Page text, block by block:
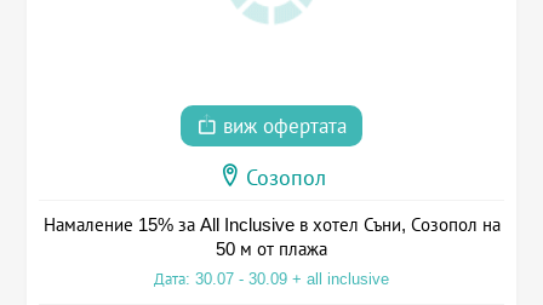
виж офертата
Созопол
Намаление 15% за All Inclusive в хотел Съни, Созопол на
50 м от плажа
Дата: 30.07 - 30.09 + all inclusive